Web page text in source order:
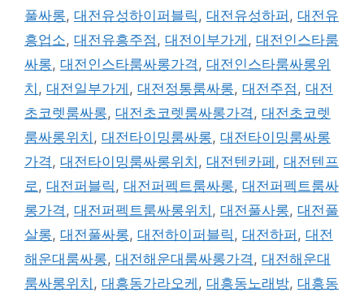
풀싸롱, 대전유성하이퍼블릭, 대전유성하퍼 , 대전유
흥업소, 대전유흥주점, 대전이부가게 , 대전인스타룸
싸롱, 대전인스타룸싸롱가격, 대전인스타룸싸롱위
치 , 대전일부가게 , 대전정통룸싸롱, 대전주점, 대전
초코렛룸싸롱, 대전초코렛룸싸롱가격, 대전초코렛
룸싸롱위치 , 대전타이밍룸싸롱, 대전타이밍룸싸롱
가격, 대전타이밍룸싸롱위치 , 대전텐카페 , 대전텐프
로, 대전퍼블릭, 대전퍼펙트룸싸롱, 대전퍼펙트룸싸
롱가격, 대전퍼펙트룸싸롱위치 , 대전풀사롱, 대전풀
살롱, 대전풀싸롱, 대전하이퍼블릭, 대전하퍼 , 대전
해운대룸싸롱, 대전해운대룸싸롱가격, 대전해운대
룸싸롱위치 , 대흥동가라오케 , 대흥동노래방, 대흥동